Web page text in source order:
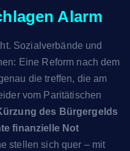
Alarm
Sozialverbände und
Eine Reform nach dem
die treffen, die am
vom Paritätischen
des Bürgergelds
finanzielle Not
stellen sich quer – mit